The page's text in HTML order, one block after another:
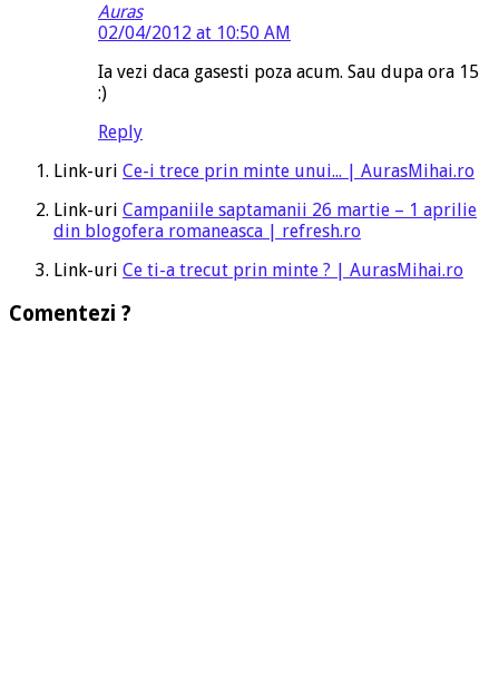
Auras
02/04/2012 at 10:50 AM
Ia vezi daca gasesti poza acum. Sau dupa ora 15
:)
Reply
Link-uri Ce-i trece prin minte unui... | AurasMihai.ro
Link-uri Campaniile saptamanii 26 martie – 1 aprilie
din blogofera romaneasca | refresh.ro
Link-uri Ce ti-a trecut prin minte ? | AurasMihai.ro
Comentezi ?